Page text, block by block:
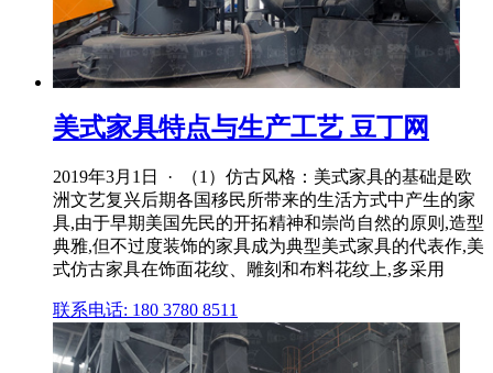
美式家具特点与生产工艺 豆丁网
2019年3月1日 · （1）仿古风格：美式家具的基础是欧
洲文艺复兴后期各国移民所带来的生活方式中产生的家
具,由于早期美国先民的开拓精神和崇尚自然的原则,造型
典雅,但不过度装饰的家具成为典型美式家具的代表作,美
式仿古家具在饰面花纹、雕刻和布料花纹上,多采用
联系电话: 180 3780 8511